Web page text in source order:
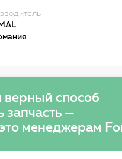
верный способ
запчасть —
менеджерам